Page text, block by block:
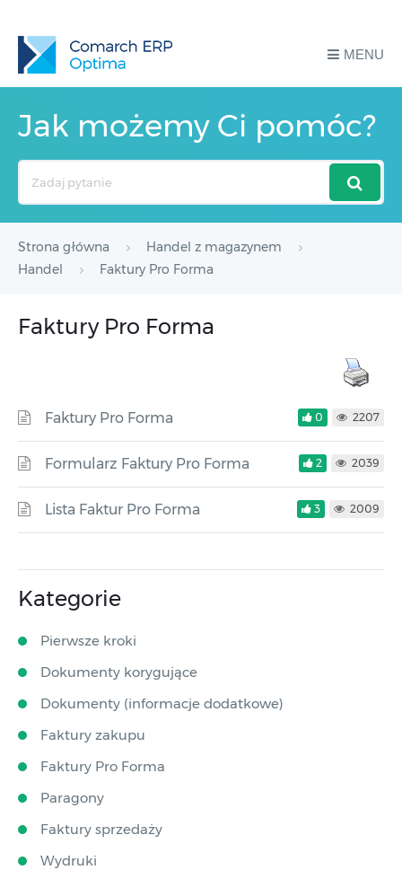
MENU
Jak możemy Ci pomóc?
Strona główna
Handel z magazynem
Handel
Faktury Pro Forma
Faktury Pro Forma
Faktury Pro Forma 0 2207
Formularz Faktury Pro Forma 2 2039
Lista Faktur Pro Forma 3 2009
Kategorie
Pierwsze kroki
Dokumenty korygujące
Dokumenty (informacje dodatkowe)
Faktury zakupu
Faktury Pro Forma
Paragony
Faktury sprzedaży
Wydruki